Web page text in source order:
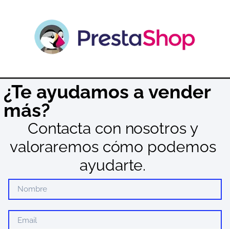
¿Te ayudamos a vender
más?
Contacta con nosotros y
valoraremos cómo podemos
ayudarte.